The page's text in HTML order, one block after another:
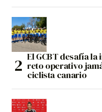
El GCBT desafía
reto operativo
ciclista canario